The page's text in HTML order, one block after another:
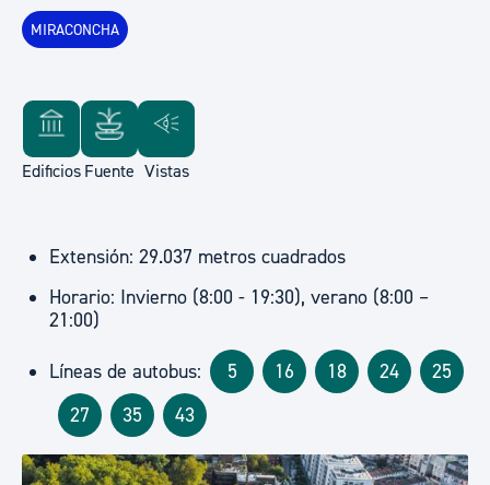
MIRACONCHA
Edificios Fuente Vistas
Extensión: 29.037 metros cuadrados
Horario: Invierno (8:00 - 19:30), verano (8:00 –
21:00)
Líneas de autobus: 5 16 18 24
25
27
35 43